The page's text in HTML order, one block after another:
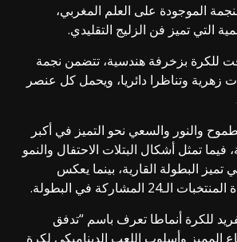
الموجودة على العلم المغربي،
التي تميز فن الزليج التقليدي.
للكرة بزخرفة هندسية، تتضمن نجمة
زهرية وتناظرا دائريا، ويحمل كل عنصر
والنور والسعي نحو التميز في أكبر
فيما تمثل أشكال البتلات الاحتفال والنمو
تميز البطولة القارية، بينما يعكس
المشاركة في البطولة.
للكرة أنماطا تعرف باسم “تدفق
المميز وأسلوب اللعب الديناميكي لكرة